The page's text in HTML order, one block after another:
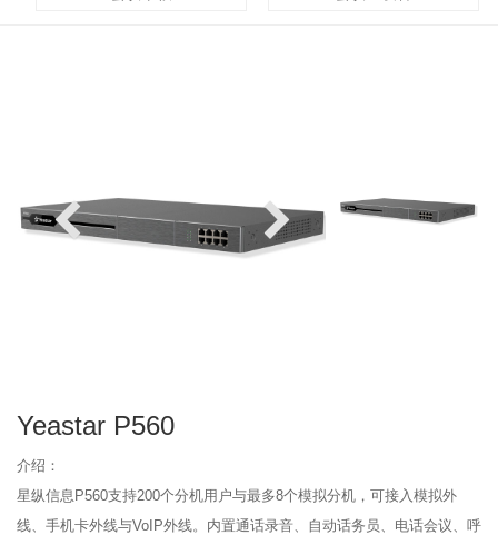
Yeastar P560
介绍：
星纵信息P560支持200个分机用户与最多8个模拟分机，可接入模拟外
线、手机卡外线与VoIP外线。内置通话录音、自动话务员、电话会议、呼